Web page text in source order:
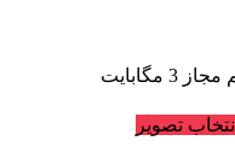
انتخاب تصویر